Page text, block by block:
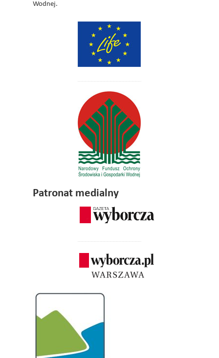
Wodnej.
Patronat medialny